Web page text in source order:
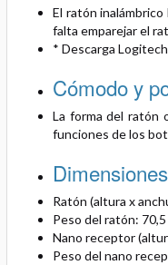
El ratón
falta emparejar el
* Descarga
Cómodo y
La forma del ratón
funciones de los
Dimensiones
Ratón (altura x
Peso del ratón: 70,5
Nano receptor
Peso del nano